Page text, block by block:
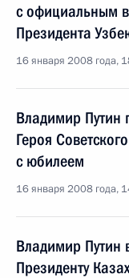
с официальным
Президента
16 января 2008 года,
Владимир Путин
Героя
с юбилеем
16 января 2008 года,
Владимир Путин
Президенту